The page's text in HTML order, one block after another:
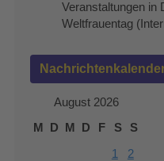
Veranstaltungen in
Weltfrauentag
August 2026
M
D M D F S S
1 2